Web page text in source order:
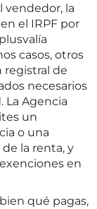
vendedor, la
el IRPF por
casos, otros
registral de
necesarios
La Agencia
un
o una
la renta, y
en
qué pagas,